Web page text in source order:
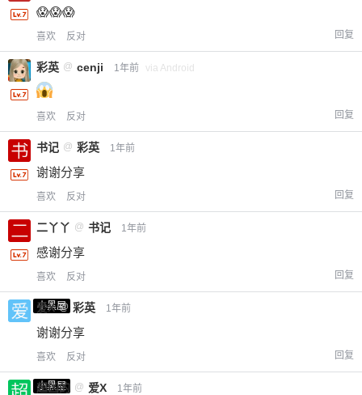
😱😱😱
喜欢 反对 回复
彩英 @ cenji 1年前 via Android
喜欢 反对 回复
书记 @ 彩英 1年前
谢谢分享
喜欢 反对 回复
二丫丫 @ 书记 1年前
感谢分享
喜欢 反对 回复
小黑屋
爱X @ 彩英 1年前
谢谢分享
喜欢 反对 回复
小黑屋
超凶的 @ 爱X 1年前